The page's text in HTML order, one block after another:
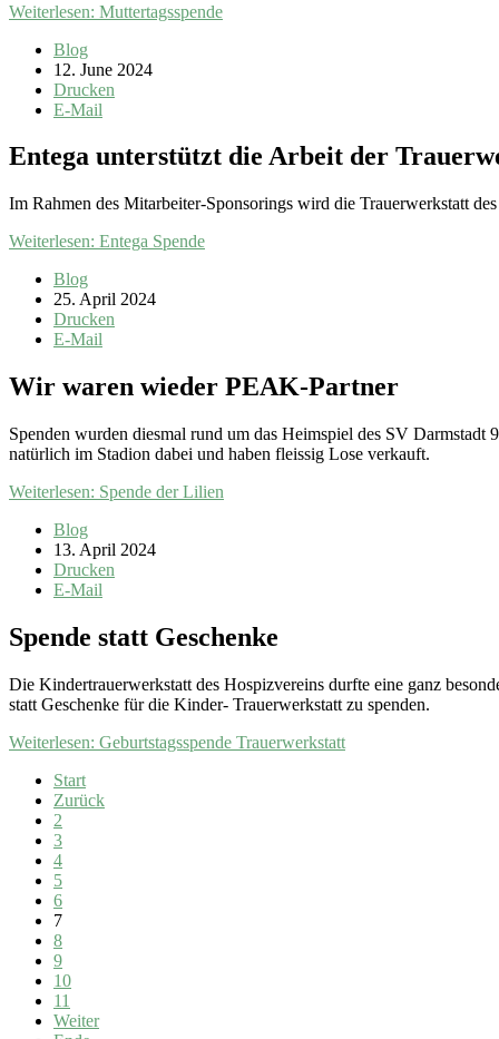
Weiterlesen: Muttertagsspende
Blog
12. June 2024
Drucken
E-Mail
Entega unterstützt die Arbeit der
Im Rahmen des Mitarbeiter-Sponsorings wird die Trauerwerkstatt
Weiterlesen: Entega Spende
Blog
25. April 2024
Drucken
E-Mail
Wir waren wieder PEAK-Partner
Spenden wurden diesmal rund um das Heimspiel des SV
natürlich im Stadion dabei und haben fleissig Lose verkauft.
Weiterlesen: Spende der Lilien
Blog
13. April 2024
Drucken
E-Mail
Spende statt Geschenke
Die Kindertrauerwerkstatt des Hospizvereins durfte eine ganz
statt Geschenke für die Kinder- Trauerwerkstatt zu spenden.
Weiterlesen: Geburtstagsspende Trauerwerkstatt
Start
Zurück
2
3
4
5
6
7
8
9
10
11
Weiter